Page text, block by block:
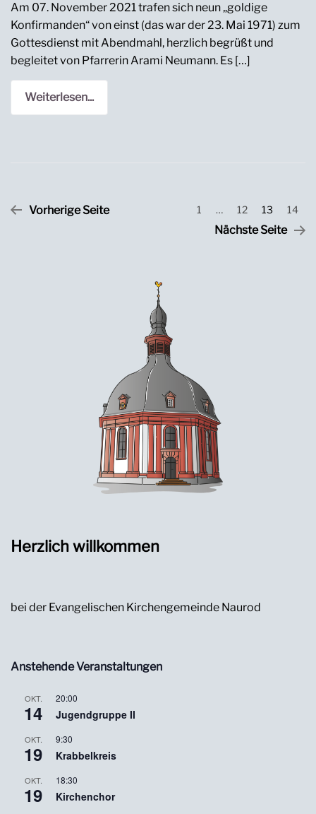
Am 07. November 2021 trafen sich neun „goldige
Konfirmanden“ von einst (das war der 23. Mai 1971) zum
Gottesdienst mit Abendmahl, herzlich begrüßt und
begleitet von Pfarrerin Arami Neumann. Es […]
Weiterlesen...
Seitennummerierung
Vorherige Seite 1 … 12 13 14
Nächste Seite
Herzlich willkommen
bei der Evangelischen Kirchengemeinde Naurod
Anstehende Veranstaltungen
OKT.
14
20:00
Jugendgruppe II
OKT.
19
9:30
Krabbelkreis
OKT.
19
18:30
Kirchenchor